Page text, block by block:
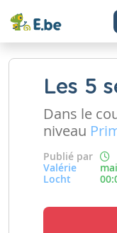
Les 5
Dans le
niveau
Publié par
Valérie
Locht